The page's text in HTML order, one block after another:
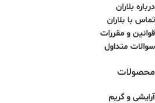
درباره بلاران
تماس با بلاران
قوانین و مقررات
سوالات متداول
محصولات
آرایشی و گریم